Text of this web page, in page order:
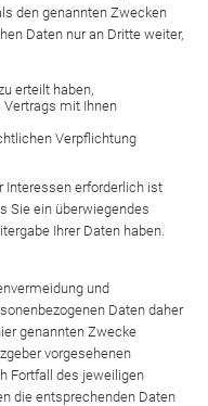
den genannten Zwecken
Daten nur an Dritte weiter,
erteilt haben,
Vertrags mit Ihnen
Verpflichtung
Interessen erforderlich ist
Sie ein überwiegendes
Ihrer Daten haben.
und
Daten daher
genannten Zwecke
vorgesehenen
Fortfall des jeweiligen
die entsprechenden Daten